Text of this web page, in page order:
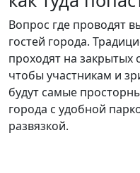
Вопрос где проводят
гостей города.
проходят на
чтобы участникам и
будут самые
города с удобной
развязкой.